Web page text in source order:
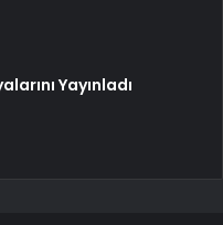
Yayınladı